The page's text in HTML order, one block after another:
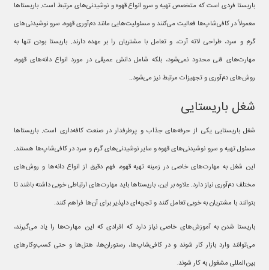
باریستا فردی است که متخصص تهیه و سرو انواع قهوه و نوشیدنی‌های مرتبط است. باریستاها
معمولاً در کافی‌شاپ‌ها فعالیت می‌کنند و مسئولیت‌هایی مانند دم‌آوری قهوه، سرو نوشیدنی‌های
گرم و سرد، طراحی لاته آرت، و تعامل با مشتریان را بر عهده دارند. باریستا بودن تنها به
مهارت‌های فنی محدود نمی‌شود، بلکه شامل دانش عمیقی در مورد انواع دانه‌های قهوه،
روش‌های دم‌آوری و تجهیزات مرتبط نیز می‌شود..
شغل باریستایی
شغل باریستایی یکی از حرفه‌های جذاب و پرطرفدار در صنعت کافه‌داری است. باریستاها
مسئول تهیه و سرو نوشیدنی‌های قهوه و سایر نوشیدنی‌های گرم و سرد در کافی‌شاپ‌ها هستند.
این شغل به مهارت‌های خاصی در زمینه تهیه قهوه، فهم دقیق از انواع دانه‌ها و روش‌های
مختلف دم‌آوری نیاز دارد. علاوه بر این، باریستاها باید مهارت‌های ارتباطی خوبی داشته باشند تا
بتوانند با مشتریان به خوبی تعامل کنند و تجربه‌ای دلپذیر برای آن‌ها فراهم کنند.
باریستا شدن به آموزش‌های خاصی نیاز دارد که افرادی که این مهارت‌ها را یاد می‌گیرند،
می‌توانند وارد بازار کار شوند و در کافی‌شاپ‌ها، رستوران‌ها، هتل‌ها و حتی کسب‌وکارهای
بین‌المللی مشغول به کار شوند.